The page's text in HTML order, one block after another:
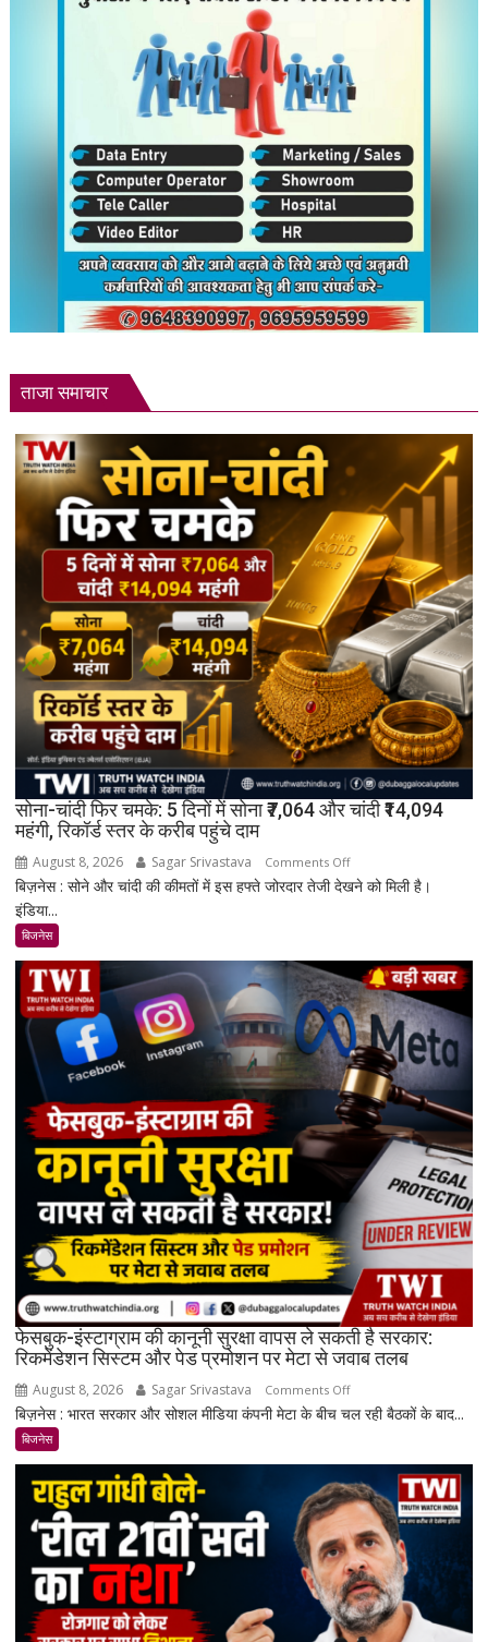
ताजा समाचार
सोना-चांदी फिर चमके: 5 दिनों में सोना ₹7,064 और चांदी ₹14,094
महंगी, रिकॉर्ड स्तर के करीब पहुंचे दाम
August 8, 2026 Sagar Srivastava Comments Offon
सोना-
चमके:
5
दिनों
में
सोना
₹7,064
और
चांदी
₹14,094
महंगी,
रिकॉर्ड
स्तर
के
करीब
पहुंचे
दाम
बिज़नेस : सोने और चांदी की कीमतों में इस हफ्ते जोरदार तेजी देखने को मिली है।
इंडिया...
बिजनेस
फेसबुक-इंस्टाग्राम की कानूनी सुरक्षा वापस ले सकती है सरकार:
रिकमेंडेशन सिस्टम और पेड प्रमोशन पर मेटा से जवाब तलब
August 8, 2026 Sagar Srivastava Comments Offon
फेसबुक-
कानूनी
सुरक्षा
वापस
ले
सकती
है
सरकार:
बिज़नेस : भारत सरकार और सोशल मीडिया कंपनी मेटा के बीच चल रही बैठकों के बाद...
बिजनेस